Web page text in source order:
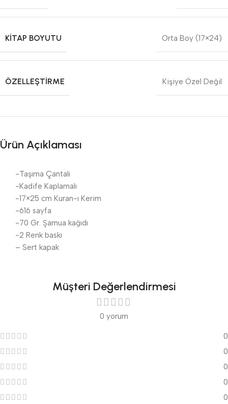
KITAP BOYUTU Orta Boy (17×24)
ÖZELLEŞTIRME Kişiye Özel Değil
Ürün Açıklaması
-Taşıma Çantalı
-Kadife Kaplamalı
-17×25 cm Kuran-ı Kerim
-616 sayfa
-70 Gr. Şamua kağıdı
-2 Renk baskı
– Sert kapak
Müşteri Değerlendirmesi
0 yorum
0
0
0
0
0